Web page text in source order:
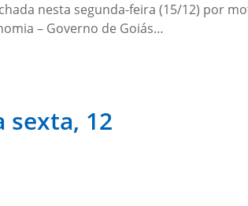
nesta segunda-feira (15/12) por
– Governo de Goiás…
sexta, 12